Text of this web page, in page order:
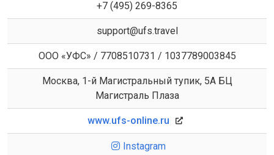
+7 (495) 269-8365
support@ufs.travel
ООО «УФС» / 7708510731 / 1037789003845
Москва, 1-й Магистральный тупик, 5А БЦ
Магистраль Плаза
www.ufs-online.ru
Instagram